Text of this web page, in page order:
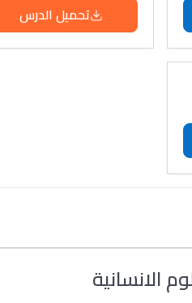
تحميل الدرس
الانسانية